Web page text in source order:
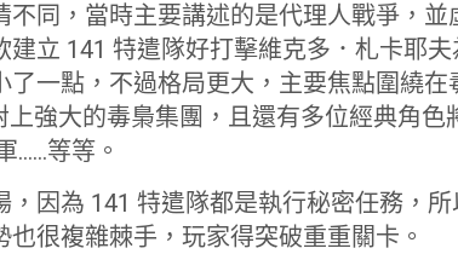
不同，當時主要講述的是代理人戰爭，
建立 141 特遣隊好打擊維克多．札卡耶
了一點，不過格局更大，主要焦點圍繞
強大的毒梟集團，且還有多位經典角色
……等等。
，因為 141 特遣隊都是執行秘密任務，
很複雜棘手，玩家得突破重重關卡。